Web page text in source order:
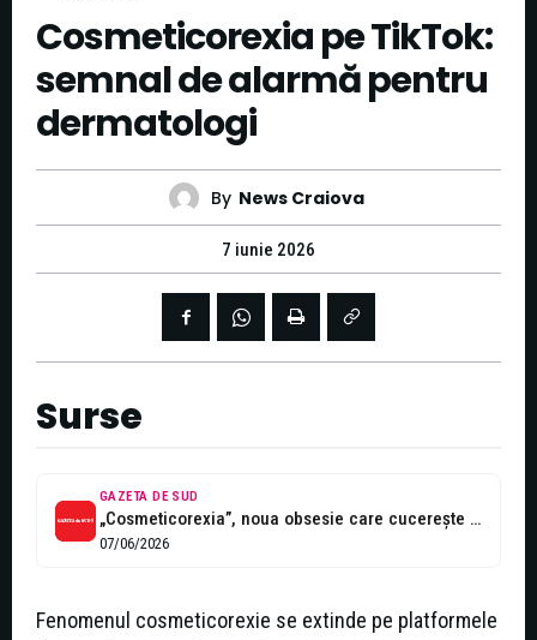
Cosmeticorexia pe TikTok:
semnal de alarmă pentru
dermatologi
By News Craiova
7 iunie 2026
Surse
GAZETA DE SUD
„Cosmeticorexia”, noua obsesie care cucerește fetele de pe TikTok. Dermatologii trag un...
07/06/2026
Fenomenul cosmeticorexie se extinde pe platformele